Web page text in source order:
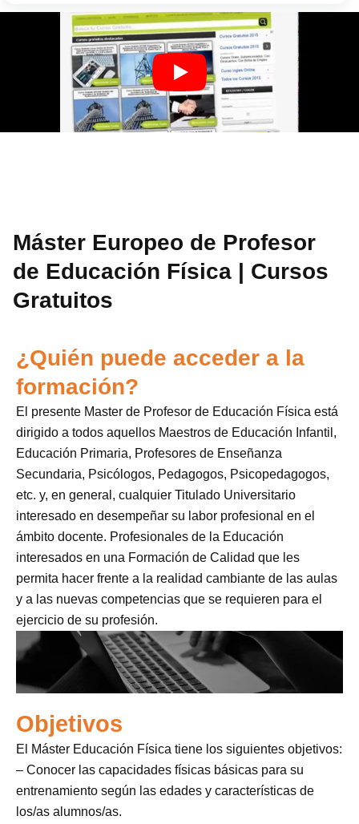
Máster Europeo de Profesor
de Educación Física | Cursos
Gratuitos
¿Quién puede acceder a la
formación?
El presente Master de Profesor de Educación Física está
dirigido a todos aquellos Maestros de Educación Infantil,
Educación Primaria, Profesores de Enseñanza
Secundaria, Psicólogos, Pedagogos, Psicopedagogos,
etc. y, en general, cualquier Titulado Universitario
interesado en desempeñar su labor profesional en el
ámbito docente. Profesionales de la Educación
interesados en una Formación de Calidad que les
permita hacer frente a la realidad cambiante de las aulas
y a las nuevas competencias que se requieren para el
ejercicio de su profesión.
Objetivos
El Máster Educación Física tiene los siguientes objetivos:
– Conocer las capacidades físicas básicas para su
entrenamiento según las edades y características de
los/as alumnos/as.